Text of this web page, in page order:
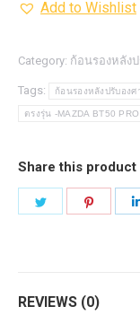
หลัง
องศา
OPTION
4WD ขนาด
(46mm)
สี
แดง
Add to Wishlist
Category: ก้อนรองหลังป
Tags: ก้อนรองหลังปรับอง
ตรงรุ่น -MAZDA BT50
Share this product
REVIEWS (0)